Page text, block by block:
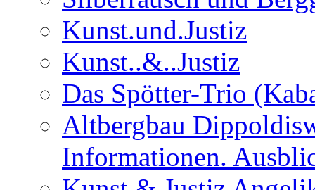
Kunst.und.Justiz
Kunst..&..Justiz
Das Spötter-Trio
Altbergbau
Informationen.